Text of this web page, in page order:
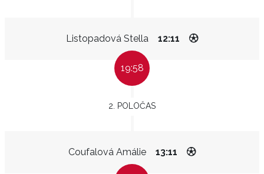
Listopadová Stella 12:11
19:58
2. POLOČAS
Coufalová Amálie 13:11